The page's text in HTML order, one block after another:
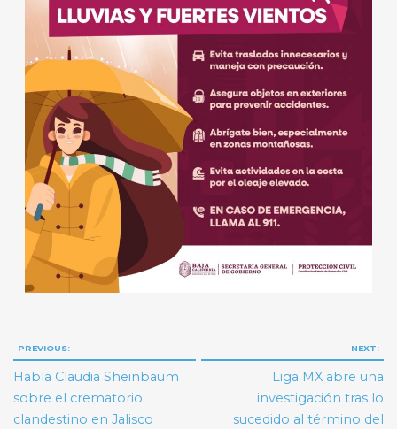
Navegación
de
entradas
PREVIOUS:
Habla Claudia Sheinbaum
sobre el crematorio
clandestino en Jalisco
NEXT:
Liga MX abre una
investigación tras lo
sucedido al término del